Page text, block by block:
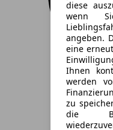
diese
wenn
angeben.
eine
Ihnen
werden
zu
die